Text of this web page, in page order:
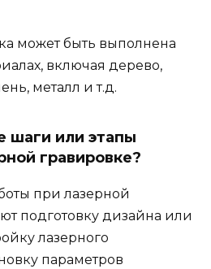
может быть выполнена
включая дерево,
металл и т.д.
шаги или этапы
гравировке?
при лазерной
подготовку дизайна или
лазерного
параметров